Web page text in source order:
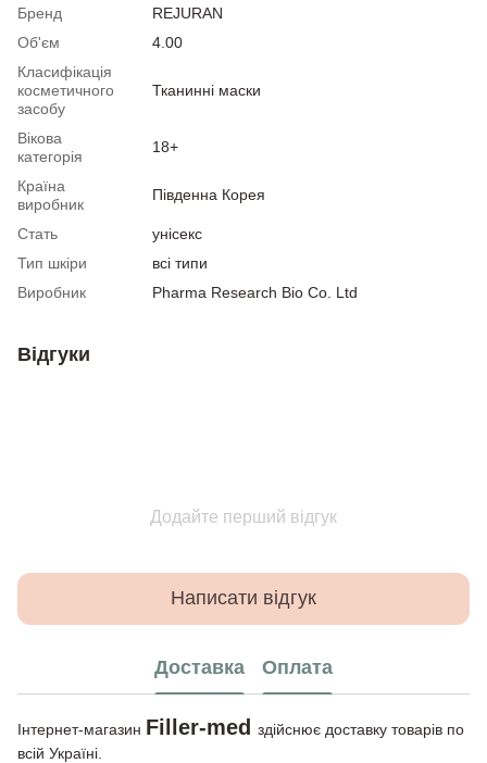
Бренд
REJURAN
Об'єм
4.00
Класифікація
косметичного
засобу
Тканинні маски
Вікова
категорія
18+
Країна
виробник
Південна Корея
Стать
унісекс
Тип шкіри
всі типи
Виробник
Pharma Research Bio Co. Ltd
Відгуки
Додайте перший відгук
Написати відгук
Доставка Оплата
Інтернет-магазин Filler-med здійснює доставку товарів по
всій Україні.